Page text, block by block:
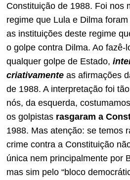
Constituição de 1988. Foi nos
regime que Lula e Dilma
as instituições deste regime
o golpe contra Dilma. Ao fazê-
qualquer golpe de Estado,
criativamente as afirmações
de 1988. A interpretação foi
nós, da esquerda,
os golpistas rasgaram a
1988. Mas atenção: se temos
crime contra a Constituição
única nem principalmente por
mas sim pelo “bloco